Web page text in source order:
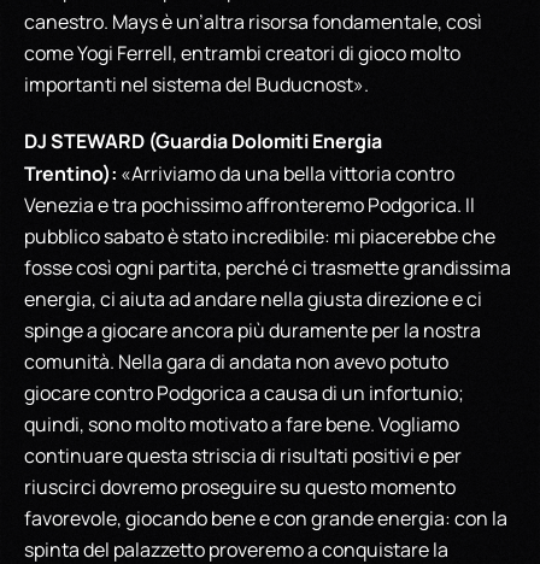
canestro. Mays è un’altra risorsa fondamentale, così
come Yogi Ferrell, entrambi creatori di gioco molto
importanti nel sistema del Buducnost».
DJ STEWARD (Guardia Dolomiti Energia
Trentino): «Arriviamo da una bella vittoria contro
Venezia e tra pochissimo affronteremo Podgorica. Il
pubblico sabato è stato incredibile: mi piacerebbe che
fosse così ogni partita, perché ci trasmette grandissima
energia, ci aiuta ad andare nella giusta direzione e ci
spinge a giocare ancora più duramente per la nostra
comunità. Nella gara di andata non avevo potuto
giocare contro Podgorica a causa di un infortunio;
quindi, sono molto motivato a fare bene. Vogliamo
continuare questa striscia di risultati positivi e per
riuscirci dovremo proseguire su questo momento
favorevole, giocando bene e con grande energia: con la
spinta del palazzetto proveremo a conquistare la